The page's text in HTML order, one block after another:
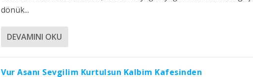
dönük...
DEVAMINI OKU
Vur Asanı Sevgilim Kurtulsun Kalbim Kafesinden